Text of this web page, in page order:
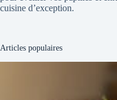
cuisine d’exception.
Articles populaires